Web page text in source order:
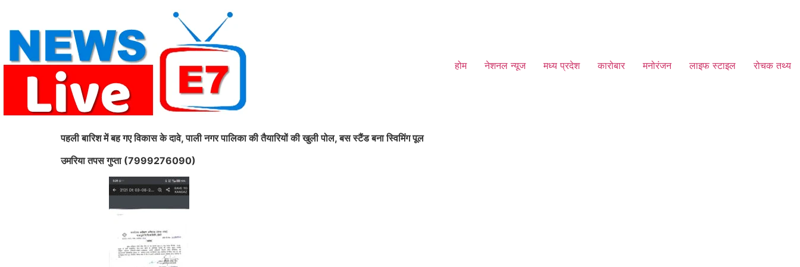
content
होम नेशनल न्यूज मध्य प्रदेश कारोबार मनोरंजन लाइफ स्टाइल रोचक तथ्य
पहली बारिश में बह गए विकास के दावे, पाली नगर पालिका की तैयारियों की खुली पोल, बस स्टैंड बना स्विमिंग पूल
उमरिया तपस गुप्ता (7999276090)